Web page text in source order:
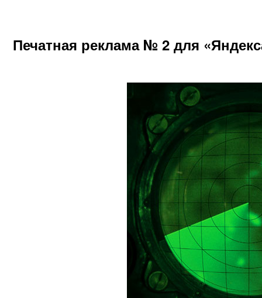
Печатная реклама № 2 для